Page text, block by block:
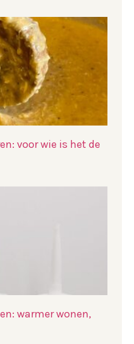
voor wie is het de
warmer wonen,